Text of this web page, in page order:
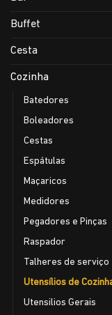
Buffet
Cesta
Cozinha
Batedores
Boleadores
Cestas
Espátulas
Maçaricos
Medidores
Pegadores e Pinças
Raspador
Talheres de serviço
Utensílios de
Utensilios Gerais